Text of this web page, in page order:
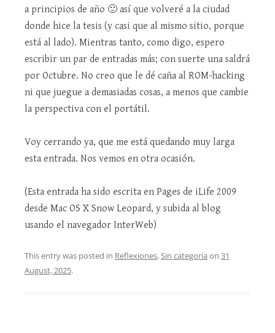
a principios de año 🙂 así que volveré a la ciudad
donde hice la tesis (y casi que al mismo sitio, porque
está al lado). Mientras tanto, como digo, espero
escribir un par de entradas más; con suerte una saldrá
por Octubre. No creo que le dé caña al ROM-hacking
ni que juegue a demasiadas cosas, a menos que cambie
la perspectiva con el portátil.
Voy cerrando ya, que me está quedando muy larga
esta entrada. Nos vemos en otra ocasión.
(Esta entrada ha sido escrita en Pages de iLife 2009
desde Mac OS X Snow Leopard, y subida al blog
usando el navegador InterWeb)
This entry was posted in Reflexiones,Sin categoría on 31
August, 2025.